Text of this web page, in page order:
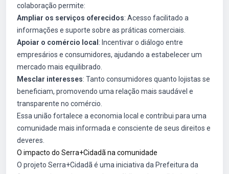
colaboração permite:
Ampliar os serviços oferecidos: Acesso facilitado a
informações e suporte sobre as práticas comerciais.
Apoiar o comércio local : Incentivar o diálogo entre
empresários e consumidores, ajudando a estabelecer um
mercado mais equilibrado.
Mesclar interesses: Tanto consumidores quanto lojistas se
beneficiam, promovendo uma relação mais saudável e
transparente no comércio.
Essa união fortalece a economia local e contribui para uma
comunidade mais informada e consciente de seus direitos e
deveres.
O impacto do Serra+Cidadã na comunidade
O projeto Serra+Cidadã é uma iniciativa da Prefeitura da